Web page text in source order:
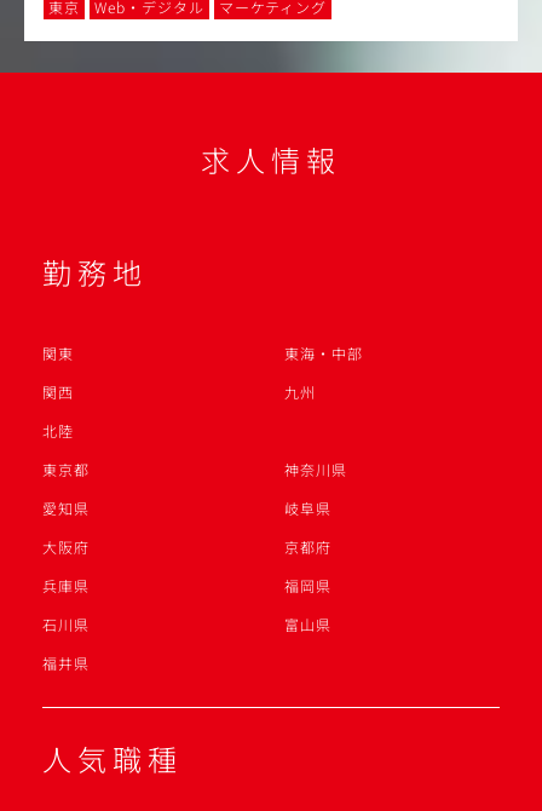
東京 Web・デジタル マーケティング
求人情報
勤務地
関東
東海・中部
関西
九州
北陸
東京都
神奈川県
愛知県
岐阜県
大阪府
京都府
兵庫県
福岡県
石川県
富山県
福井県
人気職種